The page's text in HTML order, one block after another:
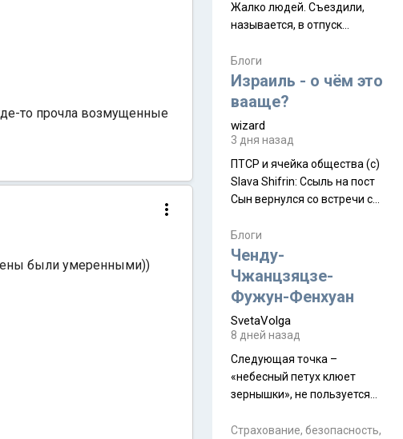
то прочла возмущенные
были умеренными))
Жалко людей. Съездили,
называется, в отпуск...
Блоги
Израиль - о чём это
вааще?
wizard
3 дня назад
ПТСР и ячейка общества (с)
Slava Shifrin: Ссыль на пост
Сын вернулся со встречи с
уже, как демобилизовались,
а продолжают встречаться
почти каждую неделю) и с
порога сообщил: "Эйтан
разводится!" Эйтан -
мальчик из религиозной
семьи, из тех, кого называют
"вязаные кипы". С 2022-го
Блоги
Ченду-
Чжанцзяцзе-
Фужун-Фенхуан
SvetaVolga
8 дней назад
Следующая точка –
«небесный петух клюет
зернышки», не пользуется
заслужено, и чтобы попасть
Страхование, безопасность,